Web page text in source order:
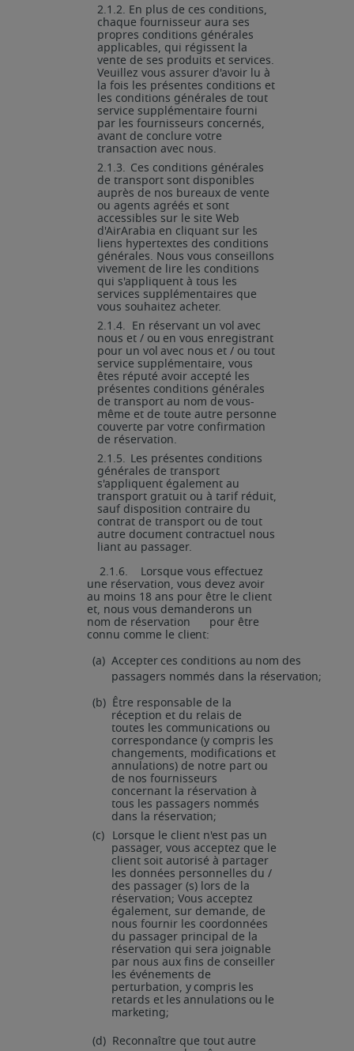
2.1.2. En plus de ces conditions,
chaque fournisseur aura ses
propres conditions générales
applicables, qui régissent la
vente de ses produits et services.
Veuillez vous assurer d'avoir lu à
la fois les présentes conditions et
les conditions générales de tout
service supplémentaire fourni
par les fournisseurs concernés,
avant de conclure votre
transaction avec nous.
2.1.3. Ces conditions générales
de transport sont disponibles
auprès de nos bureaux de vente
ou agents agréés et sont
accessibles sur le site Web
d'AirArabia en cliquant sur les
liens hypertextes des conditions
générales. Nous vous conseillons
vivement de lire les conditions
qui s'appliquent à tous les
services supplémentaires que
vous souhaitezacheter.
2.1.4. En réservant un vol avec
nous et/ ou en vous enregistrant
pour un vol avec nous et/ ou tout
service supplémentaire, vous
êtes réputé avoir accepté les
présentes conditions générales
de transportau nom de vous-
même et de toute autre personne
couverte par votre confirmation
de réservation.
2.1.5. Les présentes conditions
générales de transport
s'appliquent également au
transport gratuit ou à tarif réduit,
sauf disposition contraire du
contrat de transport ou de tout
autre document contractuel nous
liant au passager.
2.1.6.
Lorsque vous effectuez
une réservation, vous devez avoir
au moins 18 ans pour être le client
et, nous vous demanderons un
nom de réservation pour être
connu comme le client:
(a) Accepterces conditions au nom des
passagers nommés dans la réservation;
(b) Être responsable de la
réception et du relais de
toutes les communications ou
correspondance (y compris les
changements, modifications et
annulations) de notre part ou
de nos fournisseurs
concernant la réservation à
tous les passagers nommés
dans la réservation;
(c) Lorsque le client n'est pas un
passager, vous acceptez que le
client soit autorisé à partager
les données personnelles du /
des passager (s) lors de la
réservation; Vous acceptez
également, sur demande, de
nous fournir les coordonnées
du passager principal de la
réservation qui sera joignable
par nous aux fins de conseiller
les événements de
perturbation, y compris les
retards et lesannulations ou le
marketing;
(d) Reconnaître que tout autre